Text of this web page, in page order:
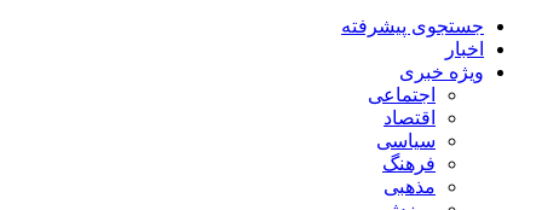
جستجوی پیشرفته
اخبار
ویژه خبری
اجتماعی
اقتصاد
سیاسی
فرهنگ
مذهبی